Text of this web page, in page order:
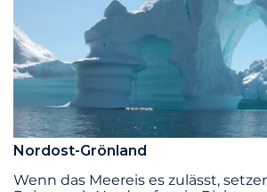
Nordost-Grönland
Wenn das Meereis es zulässt,